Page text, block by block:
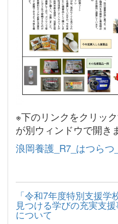
※下のリンクをクリッ
が別ウィンドウで開き
浪岡養護_R7_はつらつ
「令和7年度特別支援
見つける学びの充実支
について